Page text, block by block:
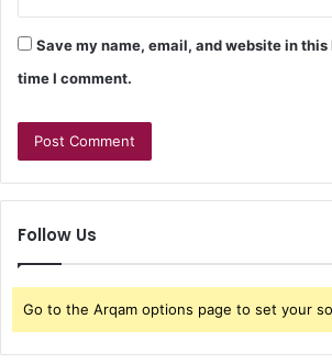
Save my name, email, and website in
time I comment.
Follow Us
Go to the Arqam options page to set your